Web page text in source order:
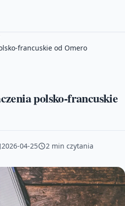
francuskie od Omero
polsko-francuskie
2026-04-25 2 min czytania